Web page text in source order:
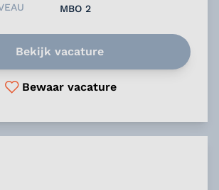
MBO 2
Bekijk vacature
Bewaar vacature